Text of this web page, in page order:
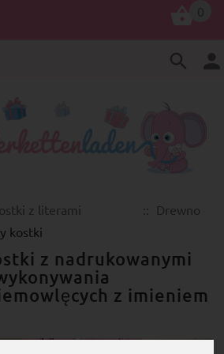
z literami
Drewno
kostki
z nadrukowanymi
z imieniem